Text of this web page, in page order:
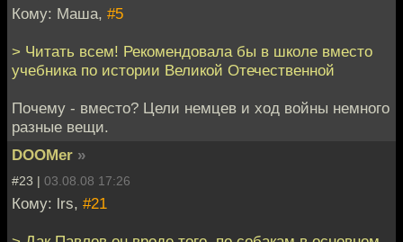
Кому: Маша, #5
> Читать всем! Рекомендовала бы в школе вместо
учебника по истории Великой Отечественной
Почему - вместо? Цели немцев и ход войны немного
разные вещи.
DOOMer »
#23 | 03.08.08 17:26
Кому: lrs, #21